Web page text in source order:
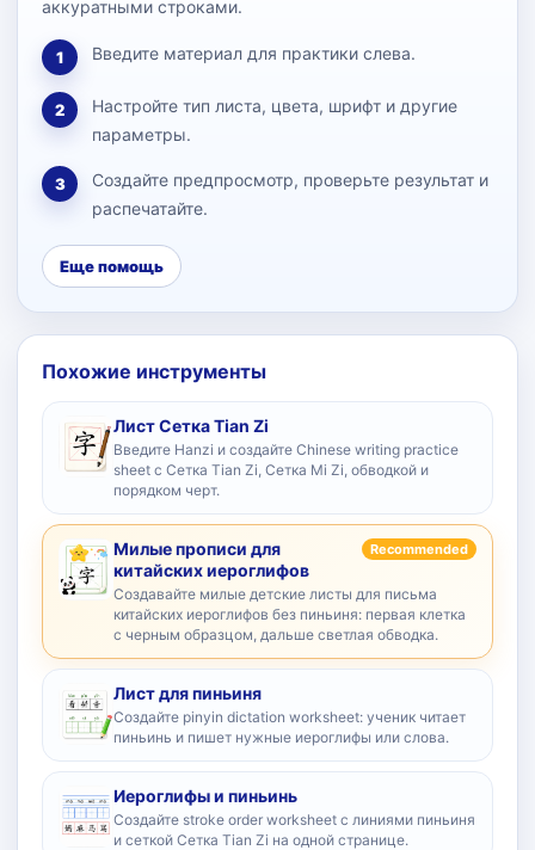
аккуратными строками.
1 Введите материал для практики слева.
2
Настройте тип листа, цвета, шрифт и другие
параметры.
3
Создайте предпросмотр, проверьте результат и
распечатайте.
Еще помощь
Похожие инструменты
Лист Сетка Tian Zi
Введите Hanzi и создайте Chinese writing practice
sheet с Сетка Tian Zi, Сетка Mi Zi, обводкой и
порядком черт.
Милые прописи для
китайских иероглифов
Recommended
Создавайте милые детские листы для письма
китайских иероглифов без пиньиня: первая клетка
с черным образцом, дальше светлая обводка.
Лист для пиньиня
Создайте pinyin dictation worksheet: ученик читает
пиньинь и пишет нужные иероглифы или слова.
Иероглифы и пиньинь
Создайте stroke order worksheet с линиями пиньиня
и сеткой Сетка Tian Zi на одной странице.